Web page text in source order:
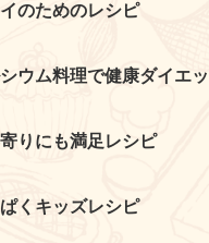
のためのレシピ
ウム料理で健康ダイエ
りにも満足レシピ
くキッズレシピ